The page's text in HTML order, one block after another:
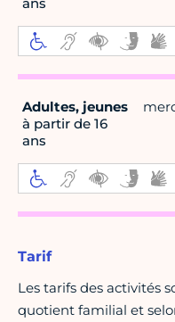
Adultes, jeunes
à partir de 16
ans
Tarif
Les tarifs des activités
quotient familial et